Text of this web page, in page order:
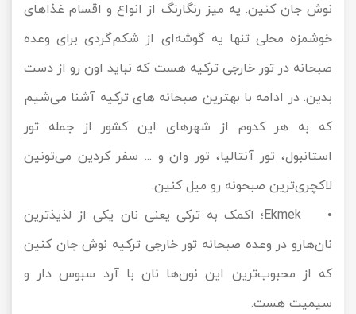
نوش جان کنین. یه میز رنگارنگ از انواع و اقسام غذاهای
خوشمزه محلی تنها یه گوشه‌ای از شکم‌گردی برای وعده
صبحانه در تور خارجی ترکیه هست که نباید اون رو از دست
بدین. در ادامه با بهترین صبحانه های ترکیه آشنا می‌شیم
که به هر کدوم از شهرهای این کشور از جمله تور
استانبول، تور آنتالیا، تور وانو ... سفر کردین می‌تونین
لاکچری‌ترین صبحونه رو میل کنین.
• Ekmek؛ اکمک به ترکی یعنی نان یکی از لذیذترین
نان‌هارو در وعده صبحانه تور خارجی ترکیه نوش جان کنین
که از محبوب‌ترین این نون‌ها نان با آرد سبوس دار و
سیمیت هست.